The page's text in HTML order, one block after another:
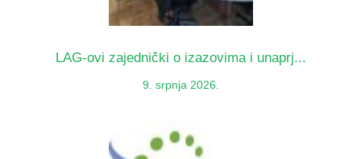
LAG-ovi zajednički o izazovima i unaprj...
9. srpnja 2026.